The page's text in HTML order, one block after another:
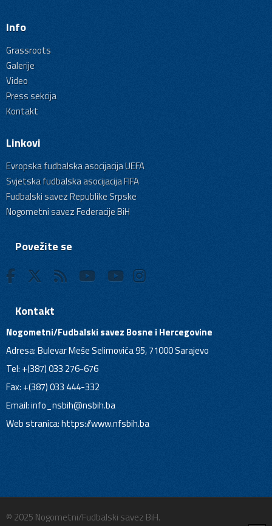
Info
Grassroots
Galerije
Video
Press sekcija
Kontakt
Linkovi
Evropska fudbalska asocijacija UEFA
Svjetska fudbalska asocijacija FIFA
Fudbalski savez Republike Srpske
Nogometni savez Federacije BiH
Povežite se
Kontakt
Nogometni/Fudbalski savez Bosne i Hercegovine
Adresa: Bulevar Meše Selimovića 95, 71000 Sarajevo
Tel: +(387) 033 276-676
Fax: +(387) 033 444-332
Email:info_nsbih@nsbih.ba
Web stranica: https://www.nfsbih.ba
© 2025 Nogometni/Fudbalski savez BiH.